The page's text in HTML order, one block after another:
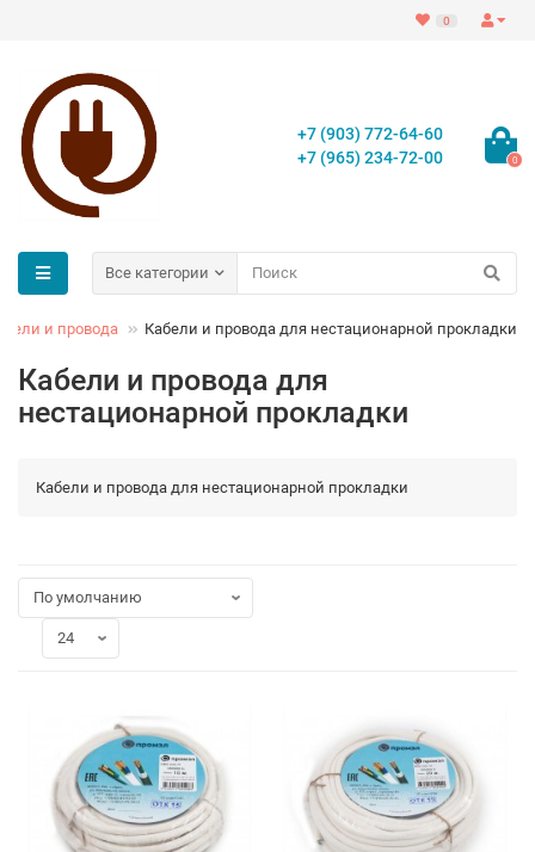
0
+7 (903) 772-64-60
+7 (965) 234-72-00
0
Все категории
и провода Кабели и провода для нестационарной прокладки
Кабели и провода для
нестационарной прокладки
Кабели и провода для нестационарной прокладки